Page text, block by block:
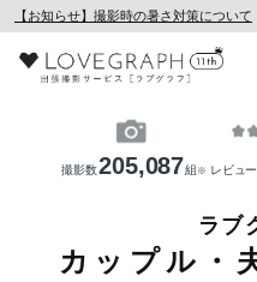
【お知らせ】撮影時の暑さ対策について
撮影数205,087組 ※ レビュ
ラブ
カップル・